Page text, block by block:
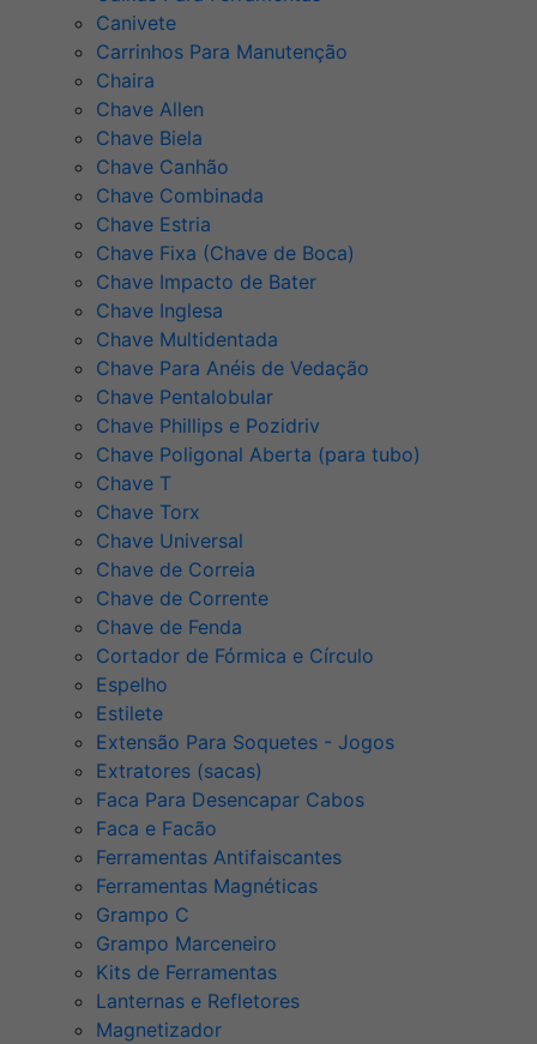
Canivete
Carrinhos Para Manutenção
Chaira
Chave Allen
Chave Biela
Chave Canhão
Chave Combinada
Chave Estria
Chave Fixa (Chave de Boca)
Chave Impacto de Bater
Chave Inglesa
Chave Multidentada
Chave Para Anéis de Vedação
Chave Pentalobular
Chave Phillips e Pozidriv
Chave Poligonal Aberta (para tubo)
Chave T
Chave Torx
Chave Universal
Chave de Correia
Chave de Corrente
Chave de Fenda
Cortador de Fórmica e Círculo
Espelho
Estilete
Extensão Para Soquetes - Jogos
Extratores (sacas)
Faca Para Desencapar Cabos
Faca e Facão
Ferramentas Antifaiscantes
Ferramentas Magnéticas
Grampo C
Grampo Marceneiro
Kits de Ferramentas
Lanternas e Refletores
Magnetizador